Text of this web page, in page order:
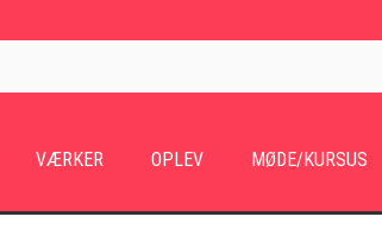
VÆRKER OPLEV MØDE/KURSUS